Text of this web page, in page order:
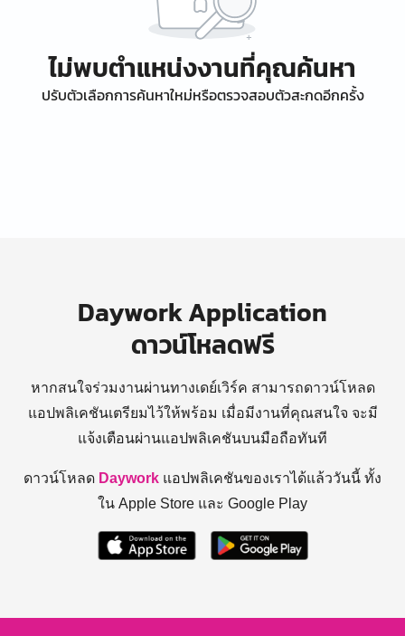
ไม่พบตำแหน่งงานที่คุณค้นหา
ปรับตัวเลือกการค้นหาใหม่หรือตรวจสอบตัวสะกดอีกครั้ง
Daywork Application
ดาวน์โหลดฟรี
หากสนใจร่วมงานผ่านทางเดย์เวิร์ค สามารถดาวน์โหลด
แอปพลิเคชันเตรียมไว้ให้พร้อม เมื่อมีงานที่คุณสนใจ จะมี
แจ้งเตือนผ่านแอปพลิเคชันบนมือถือทันที
ดาวน์โหลด Daywork แอปพลิเคชันของเราได้แล้ววันนี้ ทั้ง
ใน Apple Store และ Google Play